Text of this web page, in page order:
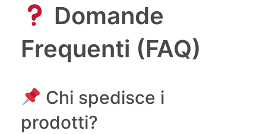
Domande
Frequenti (FAQ)
Chi spedisce i
prodotti?